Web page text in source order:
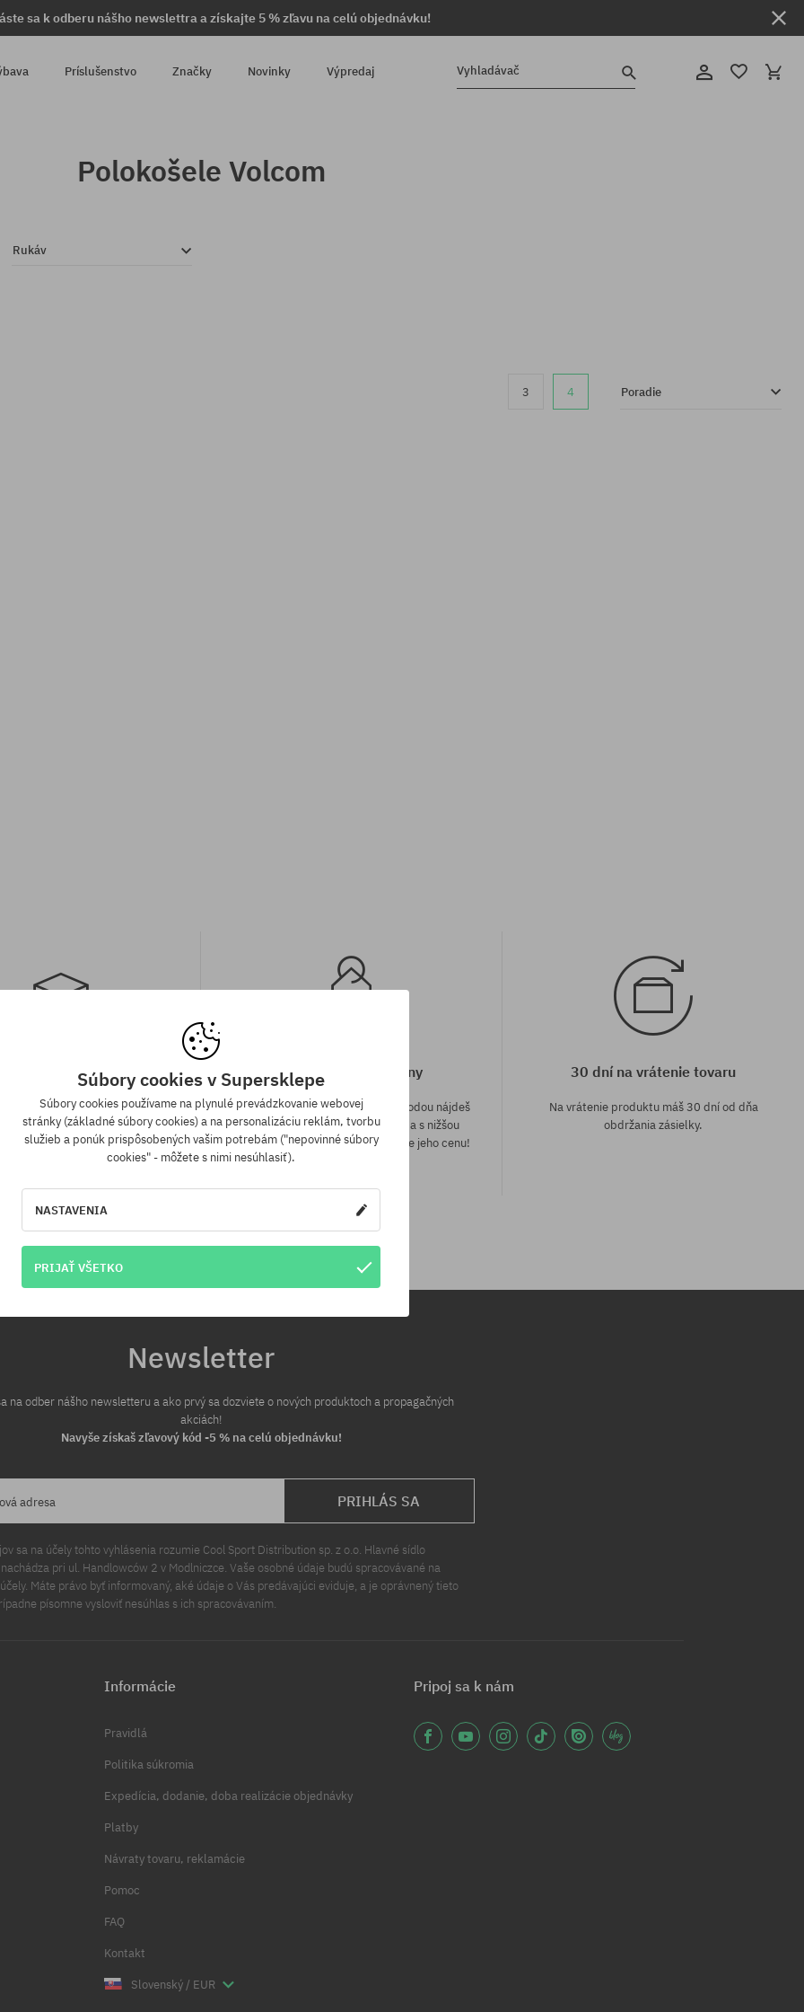
sa k odberu nášho newslettra a získajte 5 % zľavu na celú objednávku!
Príslušenstvo Značky Novinky Výpredaj Vyhladávač
Polokošele Volcom
Rukáv
3 4 Poradie
zadarmo od 70,30 €
v hodnote nad 70,30 €
bez rozdielu na vybraný
platby a doručenia.
Záruka najnižšej ceny
Máme najlepšie ceny, ale keď náhodou nájdeš
ten istý produkt v inom e-shope a s nižšou
cenou - špeciálne pre Teba znížime jeho cenu!
30 dní na vrátenie tovaru
Na vrátenie produktu máš 30 dní od dňa
obdržania zásielky.
Newsletter
na odber nášho newsletteru a ako prvý sa dozviete o nových produktoch a propagačných
akciách!
Navyše získaš zľavový kód -5 % na celú objednávku!
adresa PRIHLÁS SA
sa na účely tohto vyhlásenia rozumie Cool Sport Distribution sp. z o.o. Hlavné sídlo
pri ul. Handlowców 2 v Modlniczce. Vaše osobné údaje budú spracovávané na
Máte právo byť informovaný, aké údaje o Vás predávajúci eviduje, a je oprávnený tieto
písomne vysloviť nesúhlas s ich spracovávaním.
Informácie
Pravidlá
Politika súkromia
Expedícia, dodanie, doba realizácie objednávky
Platby
Návraty tovaru, reklamácie
Pomoc
FAQ
Kontakt
Slovenský / EUR
Pripoj sa k nám
Súbory cookies v Supersklepe
Súbory cookies používame na plynulé prevádzkovanie webovej
stránky (základné súbory cookies) a na personalizáciu reklám, tvorbu
služieb a ponúk prispôsobených vašim potrebám ("nepovinné súbory
cookies" - môžete s nimi nesúhlasiť).
NASTAVENIA
PRIJAŤ VŠETKO